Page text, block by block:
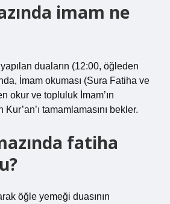
imam ne
duaların (12:00, öğleden
İmam okuması (Sura Fatiha ve
okur ve topluluk İmam’ın
tamamlamasını bekler.
fatiha
öğle yemeği duasının